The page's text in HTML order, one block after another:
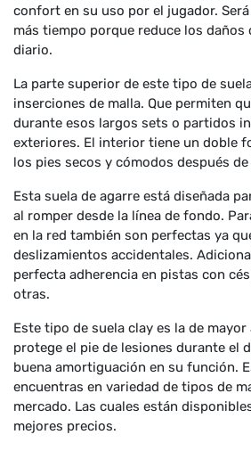
confort en su uso por el jugador.
más tiempo porque reduce los daños
diario.
La parte superior de este tipo de
inserciones de malla. Que permiten
durante esos largos sets o partidos
exteriores. El interior tiene un doble
los pies secos y cómodos después
Esta suela de agarre está diseñada
al romper desde la línea de fondo.
en la red también son perfectas ya
deslizamientos accidentales.
perfecta adherencia en pistas con
otras.
Este tipo de suela clay es la de
protege el pie de lesiones durante el
buena amortiguación en su función.
encuentras en variedad de tipos de
mercado. Las cuales están
mejores precios.